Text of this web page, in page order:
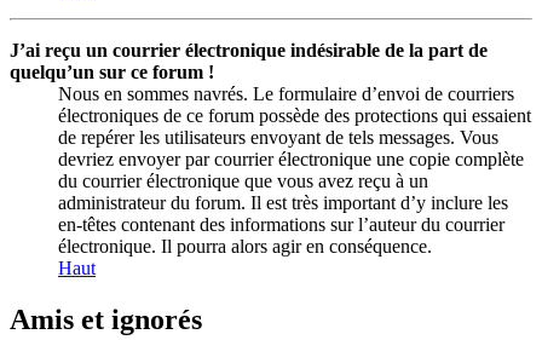
J’ai reçu un courrier électronique indésirable de la part de
quelqu’un sur ce forum !
Nous en sommes navrés. Le formulaire d’envoi de courriers
électroniques de ce forum possède des protections qui essaient
de repérer les utilisateurs envoyant de tels messages. Vous
devriez envoyer par courrier électronique une copie complète
du courrier électronique que vous avez reçu à un
administrateur du forum. Il est très important d’y inclure les
en-têtes contenant des informations sur l’auteur du courrier
électronique. Il pourra alors agir en conséquence.
Haut
Amis et ignorés